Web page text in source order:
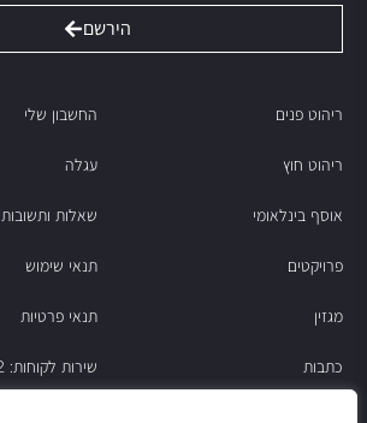
הירשם
ריהוט פנים
ריהוט חוץ
אוסף בינלאומי
פרויקטים
מגזין
כתבות
החשבון שלי
עגלה
שאלות ותשובות
תנאי שימוש
תנאי פרטיות
שירות לקוחות: 03-6837822